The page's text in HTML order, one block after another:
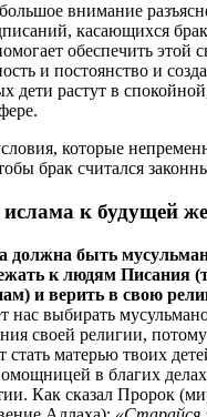
внимание
касающихся
обеспечить этой
и постоянство и
дети растут в
которые
брак считался
к будущей
должна быть
к людям Писания
и верить в свою
нас выбирать
своей религии,
стать матерью твоих
в благих
Как сказал Пророк